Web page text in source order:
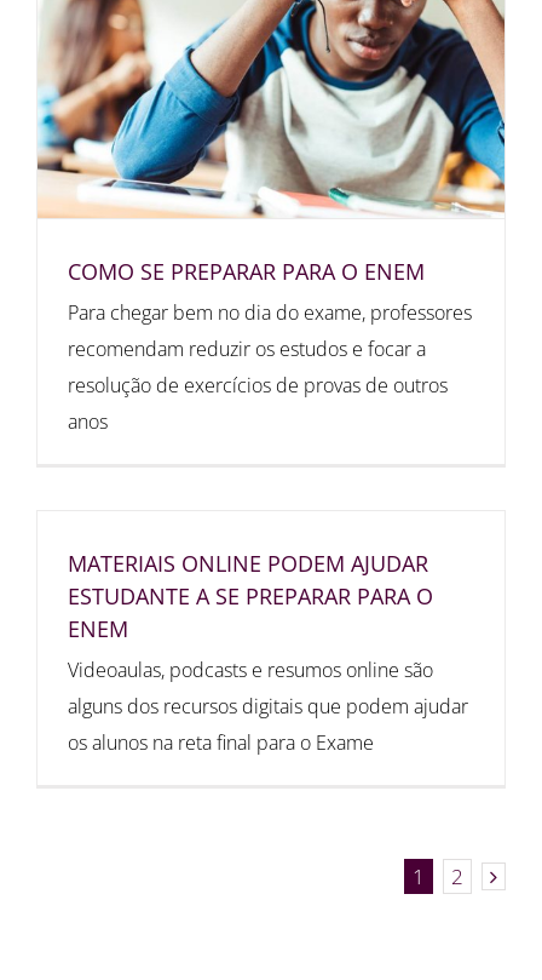
COMO SE PREPARAR PARA O ENEM
Para chegar bem no dia do exame, professores
recomendam reduzir os estudos e focar a
resolução de exercícios de provas de outros
anos
MATERIAIS ONLINE PODEM AJUDAR
ESTUDANTE A SE PREPARAR PARA O
ENEM
Videoaulas, podcasts e resumos online são
alguns dos recursos digitais que podem ajudar
os alunos na reta final para o Exame
1 2